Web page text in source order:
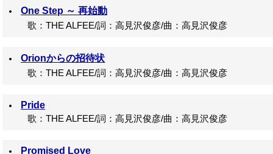
One Step ～ 再始動
歌：THE ALFEE/詞：高見沢俊彦/曲：高見沢俊彦
Orionからの招待状
歌：THE ALFEE/詞：高見沢俊彦/曲：高見沢俊彦
Pride
歌：THE ALFEE/詞：高見沢俊彦/曲：高見沢俊彦
Promised Love